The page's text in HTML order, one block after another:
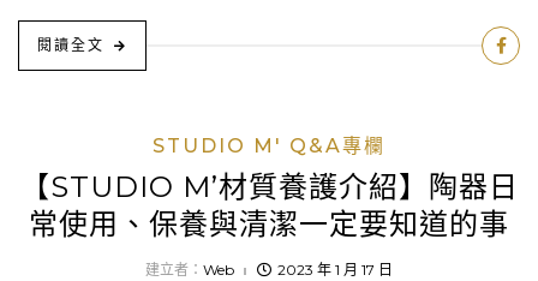
閱讀全文
STUDIO M' Q&A專欄
【STUDIO M’材質養護介紹】陶器日
常使用、保養與清潔一定要知道的事
建立者： Web 2023 年 1 月 17 日